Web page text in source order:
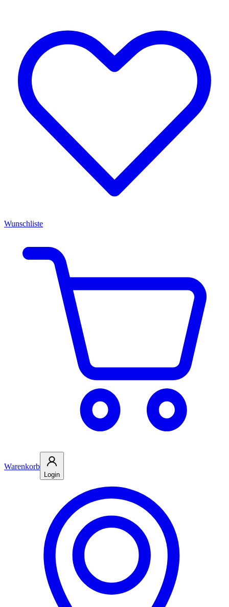
Wunschliste
Warenkorb
Login